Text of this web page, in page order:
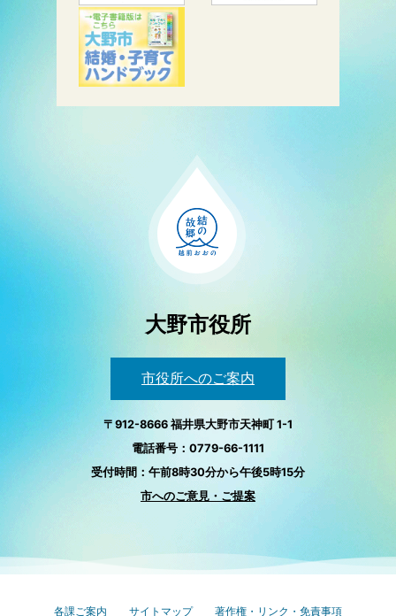
大野市役所
市役所へのご案内
〒912-8666 福井県大野市天神町 1-1
電話番号：0779-66-1111
受付時間：午前8時30分から午後5時15分
市へのご意見・ご提案
各課ご案内 サイトマップ 著作権・リンク・免責事項